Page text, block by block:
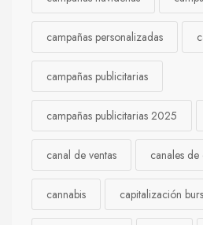
campañas personalizadas
campañas publicitarias
campañas publicitarias 2025
canal de ventas canales
cannabis capitalización